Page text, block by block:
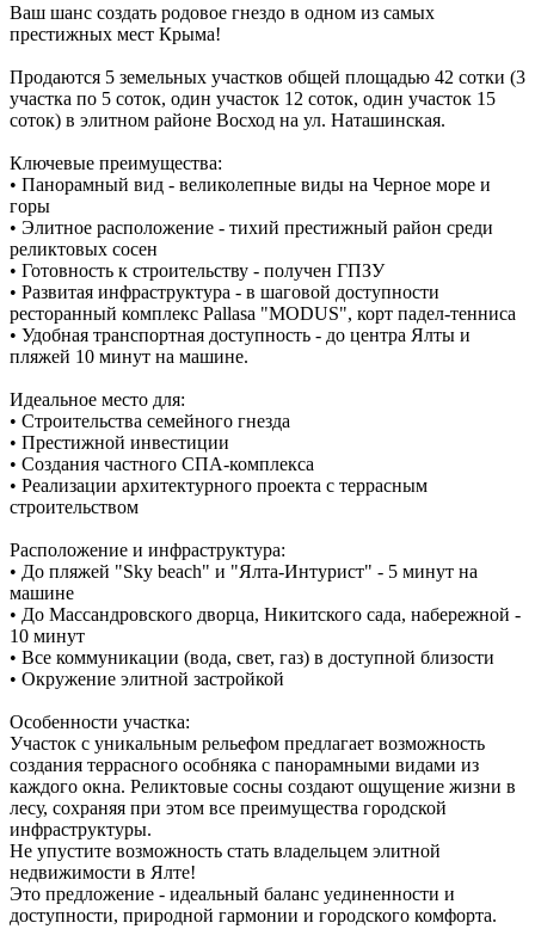
Ваш шанс создать родовое гнездо в одном из самых
престижных мест Крыма!
Продаются 5 земельных участков общей площадью 42 сотки (3
участка по 5 соток, один участок 12 соток, один участок 15
соток) в элитном районе Восход на ул. Наташинская.
Ключевые преимущества:
• Панорамный вид - великолепные виды на Черное море и
горы
• Элитное расположение - тихий престижный район среди
реликтовых сосен
• Готовность к строительству - получен ГПЗУ
• Развитая инфраструктура - в шаговой доступности
ресторанный комплекс Pallasа "MODUS", корт падел-тенниса
• Удобная транспортная доступность - до центра Ялты и
пляжей 10 минут на машине.
Идеальное место для:
• Строительства семейного гнезда
• Престижной инвестиции
• Создания частного СПА-комплекса
• Реализации архитектурного проекта с террасным
строительством
Расположение и инфраструктура:
• До пляжей "Sky beach" и "Ялта-Интурист" - 5 минут на
машине
• До Массандровского дворца, Никитского сада, набережной -
10 минут
• Все коммуникации (вода, свет, газ) в доступной близости
• Окружение элитной застройкой
Особенности участка:
Участок с уникальным рельефом предлагает возможность
создания террасного особняка с панорамными видами из
каждого окна. Реликтовые сосны создают ощущение жизни в
лесу, сохраняя при этом все преимущества городской
инфраструктуры.
Не упустите возможность стать владельцем элитной
недвижимости в Ялте!
Это предложение - идеальный баланс уединенности и
доступности, природной гармонии и городского комфорта.